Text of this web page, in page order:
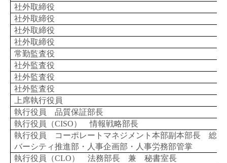
社外取締役
社外取締役
社外取締役
社外取締役
常勤監査役
社外監査役
社外監査役
社外監査役
上席執行役員
執行役員 品質保証部長
執行役員（CISO） 情報戦略部長
執行役員 コーポレートマネジメント本部副本部長 総務
バーシティ推進部・人事企画部・人事労務部管掌
執行役員（CLO） 法務部長 兼 秘書室長